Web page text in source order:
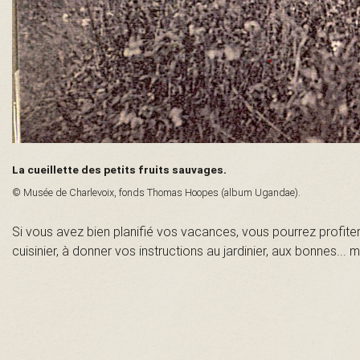
n
L
a
u
La cueillette des petits fruits sauvages.
© Musée de Charlevoix, fonds Thomas Hoopes (album Ugandae).
Si vous avez bien planifié vos vacances, vous pourrez
cuisinier, à donner vos instructions au jardinier, aux bonnes...